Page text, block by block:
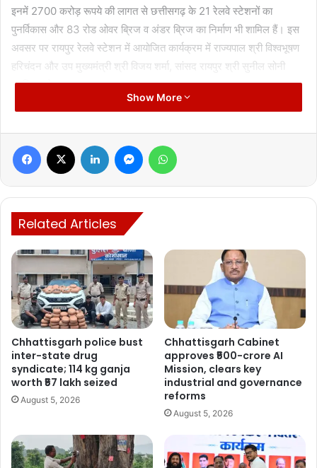
इनमें 2700 करोड़ रूपये की लागत से छत्तीसगढ़ के 21 रेलवे स्टेशनों का
पुनर्विकास और 83 रोड ओवर ब्रिज व अंडर ब्रिज का निर्माण भी शामिल हैं। इस
अवसर पर रायपुर रेलवे स्टेशन में आयोजित कार्यक्रम में राज्यपाल श्री विश्वभूषण
हरिचंदन और उप मुख्यमंत्री श्री विजय शर्मा, सांसद रायपुर श्री सुनील सोनी
उपस्थित थे।
Show More
Facebook LinkedIn Messenger
Related Articles
Chhattisgarh police bust
inter-state drug
syndicate; 114 kg ganja
worth ₹57 lakh seized
August 5, 2026
Chhattisgarh Cabinet
approves ₹500-crore AI
Mission, clears key
industrial and governance
reforms
August 5, 2026